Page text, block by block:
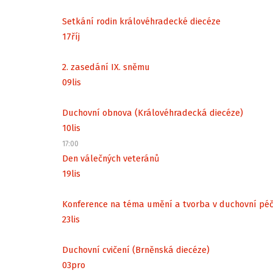
Setkání rodin královéhradecké diecéze
17říj
2. zasedání IX. sněmu
09lis
Duchovní obnova (Královéhradecká diecéze)
10lis
17:00
Den válečných veteránů
19lis
Konference na téma umění a tvorba v duchovní
23lis
Duchovní cvičení (Brněnská diecéze)
03pro